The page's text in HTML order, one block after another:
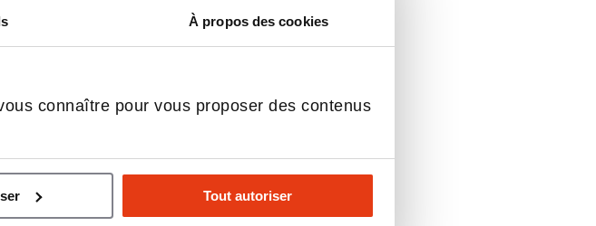
À propos des cookies
connaître pour vous proposer des contenus
Tout autoriser
BENOIT,
PPF, leader de la rénovation
à Chartres, partage une expérience
il revient sur les raisons qui l’ont poussé à